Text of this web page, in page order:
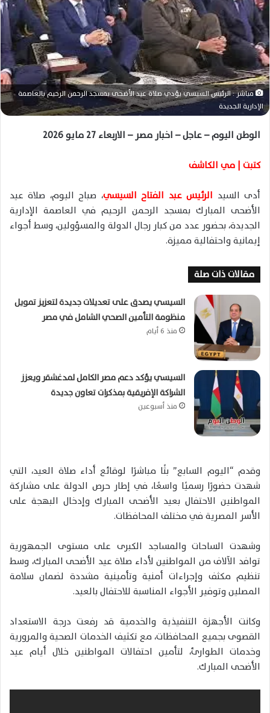
إ
ل
ك
ت
ر
و
ا
مباشر : الرئيس السيسي يؤدي صلاة عيد الأضحى بمسجد الرحمن الرحيم بالعاصمة
الإدارية الجديدة
الوطن اليوم – عاجل – اخبار مصر – الاربعاء 27 مايو 2026
كتبت | مي الكاشف
أدى السيد الرئيسعبد الفتاح السيسي، صباح اليوم، صلاة عيد
الأضحى المبارك بمسجد الرحمن الرحيم في العاصمة الإدارية
الجديدة، بحضور عدد من كبار رجال الدولة والمسؤولين، وسط أجواء
إيمانية واحتفالية مميزة.
مقالات ذات صلة
السيسي يصدق على تعديلات جديدة لتعزيز تمويل
منظومة التأمين الصحي الشامل في مصر
منذ 6 أيام
السيسي يؤكد دعم مصر الكامل لمدغشقر ويعزز
الشراكة الإفريقية بمذكرات تعاون جديدة
منذ أسبوعين
وقدم “اليوم السابع” بثًا مباشرًا لوقائع أداء صلاة العيد، التي
شهدت حضورًا رسميًا واسعًا، في إطار حرص الدولة على مشاركة
المواطنين الاحتفال بعيد الأضحى المبارك وإدخال البهجة على
الأسر المصرية في مختلف المحافظات.
وشهدت الساحات والمساجد الكبرى على مستوى الجمهورية
توافد الآلاف من المواطنين لأداء صلاة عيد الأضحى المبارك، وسط
تنظيم مكثف وإجراءات أمنية وتأمينية مشددة لضمان سلامة
المصلين وتوفير الأجواء المناسبة للاحتفال بالعيد.
وكانت الأجهزة التنفيذية والخدمية قد رفعت درجة الاستعداد
القصوى بجميع المحافظات، مع تكثيف الخدمات الصحية والمرورية
وخدمات الطوارئ، لتأمين احتفالات المواطنين خلال أيام عيد
الأضحى المبارك.